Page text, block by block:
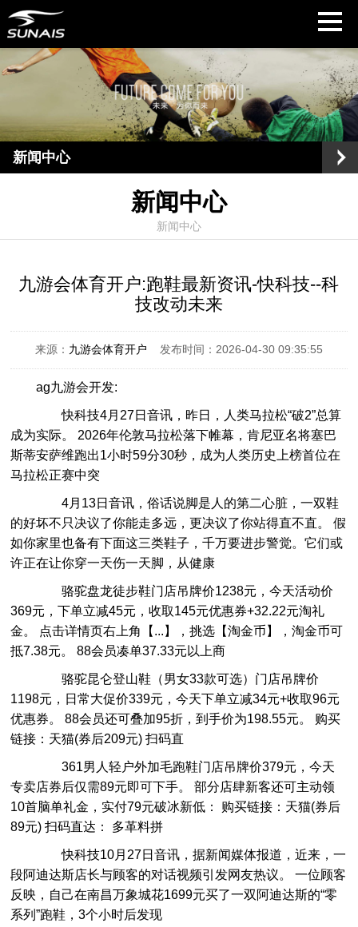
新闻中心
新闻中心
新闻中心
九游会体育开户:跑鞋最新资讯-快科技--科
技改动未来
来源： 九游会体育开户 发布时间：2026-04-30 09:35:55
ag九游会开发:
快科技4月27日音讯，昨日，人类马拉松“破2”总算
成为实际。 2026年伦敦马拉松落下帷幕，肯尼亚名将塞巴
斯蒂安萨维跑出1小时59分30秒，成为人类历史上榜首位在
马拉松正赛中突
4月13日音讯，俗话说脚是人的第二心脏，一双鞋
的好坏不只决议了你能走多远，更决议了你站得直不直。 假
如你家里也备有下面这三类鞋子，千万要进步警觉。它们或
许正在让你穿一天伤一天脚，从健康
骆驼盘龙徒步鞋门店吊牌价1238元，今天活动价
369元，下单立减45元，收取145元优惠券+32.22元淘礼
金。 点击详情页右上角【...】，挑选【淘金币】，淘金币可
抵7.38元。 88会员凑单37.33元以上商
骆驼昆仑登山鞋（男女33款可选）门店吊牌价
1198元，日常大促价339元，今天下单立减34元+收取96元
优惠券。 88会员还可叠加95折，到手价为198.55元。 购买
链接：天猫(券后209元) 扫码直
361男人轻户外加毛跑鞋门店吊牌价379元，今天
专卖店券后仅需89元即可下手。 部分店肆新客还可主动领
10首脑单礼金，实付79元破冰新低： 购买链接：天猫(券后
89元) 扫码直达： 多革料拼
快科技10月27日音讯，据新闻媒体报道，近来，一
段阿迪达斯店长与顾客的对话视频引发网友热议。 一位顾客
反映，自己在南昌万象城花1699元买了一双阿迪达斯的“零
系列”跑鞋，3个小时后发现